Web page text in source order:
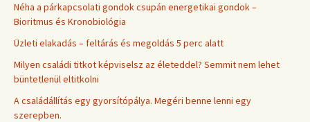
Néha a párkapcsolati gondok csupán energetikai gondok –
Bioritmus és Kronobiológia
Üzleti elakadás – feltárás és megoldás 5 perc alatt
Milyen családi titkot képviselsz az életeddel? Semmit nem lehet
büntetlenül eltitkolni
A családállítás egy gyorsítópálya. Megéri benne lenni egy
szerepben.